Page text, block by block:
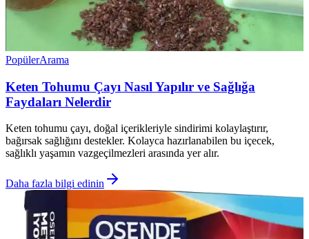
PopülerArama
Keten Tohumu Çayı Nasıl Yapılır ve Sağlığa
Faydaları Nelerdir
Keten tohumu çayı, doğal içerikleriyle sindirimi kolaylaştırır,
bağırsak sağlığını destekler. Kolayca hazırlanabilen bu içecek,
sağlıklı yaşamın vazgeçilmezleri arasında yer alır.
Daha fazla bilgi edinin